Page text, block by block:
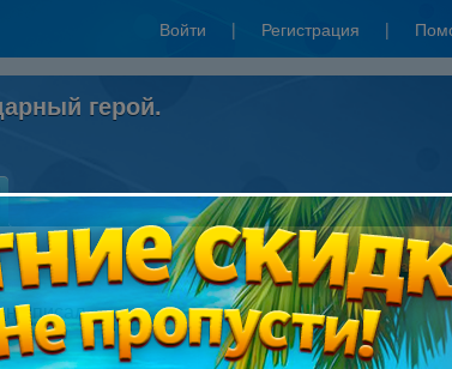
Войти | Регистрация |
герой.
Написать рецензию
не писал